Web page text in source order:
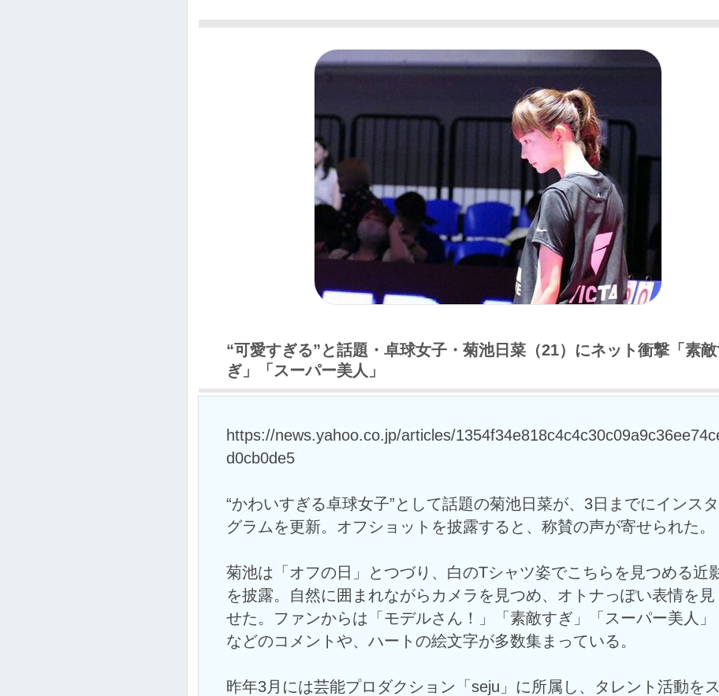
“可愛すぎる”と話題・卓球女子・菊池日菜（21）にネット衝撃「素
ぎ」「スーパー美人」
https://news.yahoo.co.jp/articles/
d0cb0de5
“かわいすぎる卓球女子”として話題の菊池日菜が、3日までにインスタ
グラムを更新。オフショットを披露すると、称賛の声が寄せられた。
菊池は「オフの日」とつづり、白のTシャツ姿でこちらを見つめる近
を披露。自然に囲まれながらカメラを見つめ、オトナっぽい表情を見
せた。ファンからは「モデルさん！」「素敵すぎ」「スーパー美人」
などのコメントや、ハートの絵文字が多数集まっている。
昨年3月には芸能プロダクション「seju」に所属し、タレント活動をス